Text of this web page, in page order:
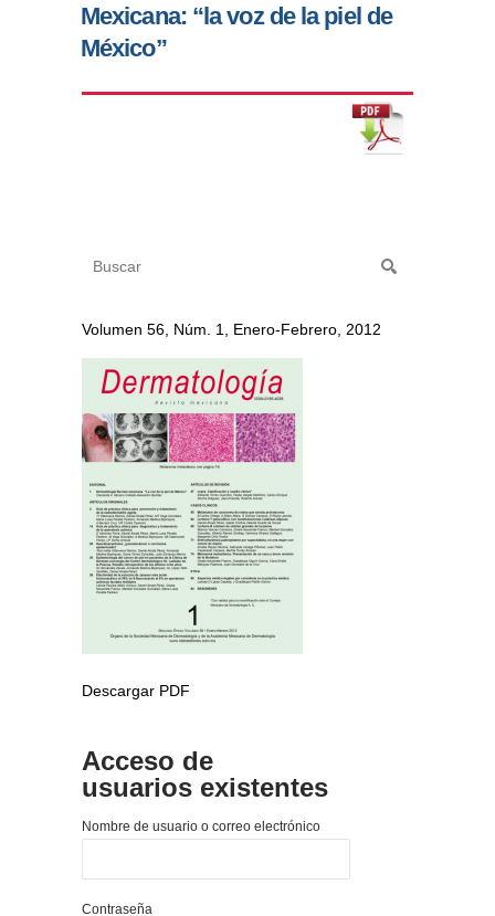
Mexicana: “la voz de la piel de
México”
Volumen 56, Núm. 1, Enero-Febrero, 2012
Descargar PDF
Acceso de
usuarios existentes
Nombre de usuario o correo electrónico
Contraseña